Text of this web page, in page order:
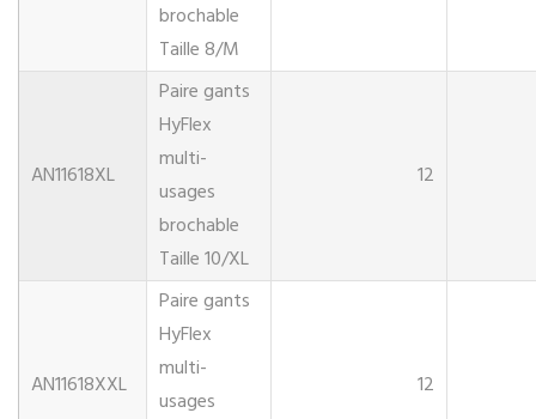
brochable
Taille 8/M
AN11618XL
Paire gants
HyFlex
multi-
usages
brochable
Taille 10/XL
12
AN11618XXL
Paire gants
HyFlex
multi-
usages
12